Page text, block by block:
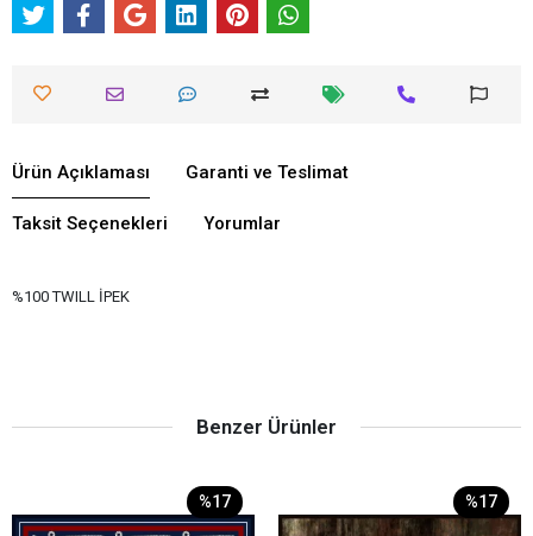
Ürün Açıklaması Garanti ve Teslimat
Taksit Seçenekleri Yorumlar
%100 TWILL İPEK
Benzer Ürünler
%17 %17